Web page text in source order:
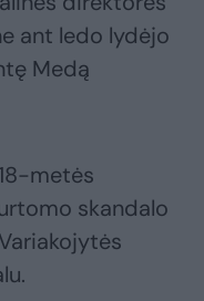
ant ledo lydėjo
Medą
metės
skandalo